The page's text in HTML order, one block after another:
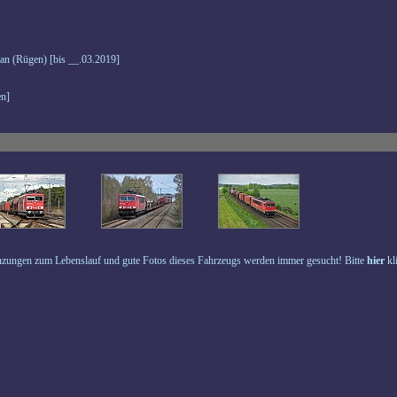
(Rügen) [bis __.03.2019]
zum Lebenslauf und gute Fotos dieses Fahrzeugs werden immer gesucht! Bitte hier